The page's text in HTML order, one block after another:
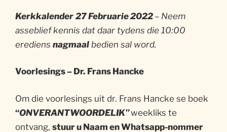
Kerkkalender 27 Februarie 2022 – Neem
asseblief kennis dat daar tydens die 10:00
erediens nagmaal bedien sal word.
Voorlesings – Dr. Frans Hancke
Om die voorlesings uit dr. Frans Hancke se boek
“ONVERANTWOORDELIK”weekliks te
ontvang, stuur u Naam en Whatsapp-nommer